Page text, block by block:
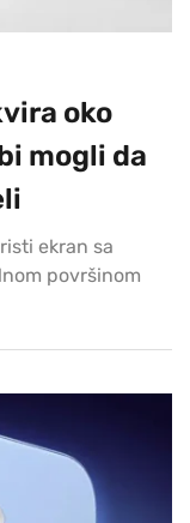
oko
mogli da
ekran sa
površinom